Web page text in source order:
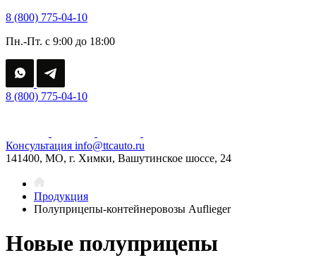
8 (800) 775-04-10
Пн.-Пт. с 9:00 до 18:00
8 (800) 775-04-10
Консультация info@ttcauto.ru
141400, МО, г. Химки, Вашутинское шоссе, 24
Продукция
Полуприцепы-контейнеровозы Auflieger
Новые полуприцепы